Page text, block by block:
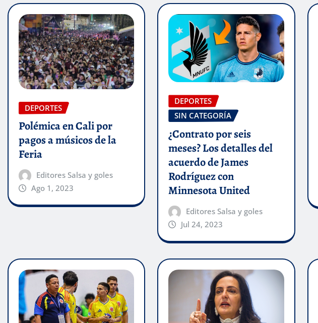
DEPORTES
Polémica en Cali por
pagos a músicos de la
Feria
Editores Salsa y goles
Ago 1, 2023
DEPORTES
SIN CATEGORÍA
¿Contrato por seis
meses? Los detalles del
acuerdo de James
Rodríguez con
Minnesota United
Editores Salsa y goles
Jul 24, 2023